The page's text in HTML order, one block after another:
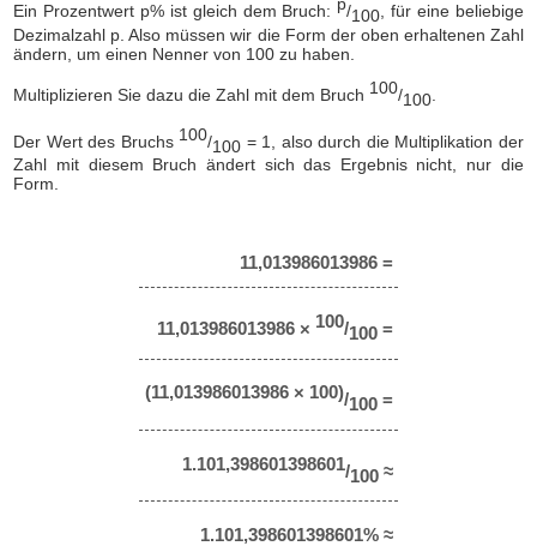
Ein Prozentwert p% ist gleich dem Bruch: p/100 , für eine beliebige
Dezimalzahl p. Also müssen wir die Form der oben erhaltenen Zahl
ändern, um einen Nenner von 100 zu haben.
Multiplizieren Sie dazu die Zahl mit dem Bruch 100/100
Der Wert des Bruchs 100/100 = 1, also durch die Multiplikation der
Zahl mit diesem Bruch ändert sich das Ergebnis nicht, nur die
Form.
11,013986013986 =
11,013986013986 × 100/100=
(11,013986013986 × 100)/100=
1.101,398601398601/100≈
1.101,398601398601% ≈